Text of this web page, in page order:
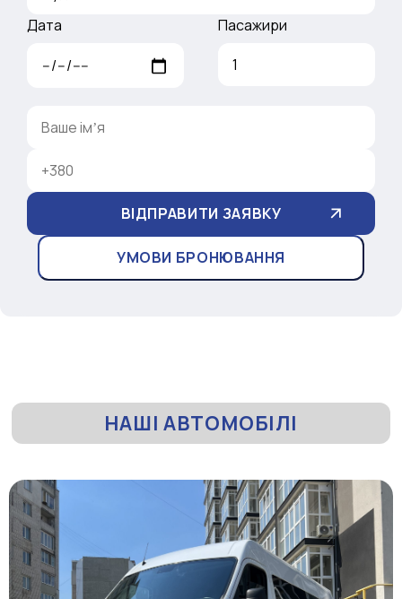
Дата Пасажири
УМОВИ БРОНЮВАННЯ
НАШІ АВТОМОБІЛІ